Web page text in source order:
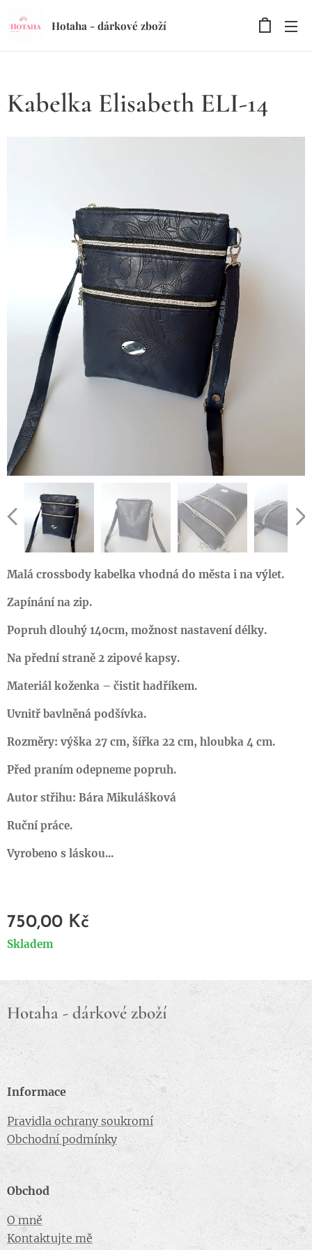
Hotaha - dárkové zboží
Kabelka Elisabeth ELI-14
Malá crossbody kabelka vhodná do města i na výlet.
Zapínání na zip.
Popruh dlouhý 140cm, možnost nastavení délky.
Na přední straně 2 zipové kapsy.
Materiál koženka – čistit hadříkem.
Uvnitř bavlněná podšívka.
Rozměry: výška 27 cm, šířka 22 cm, hloubka 4 cm.
Před praním odepneme popruh.
Autor střihu: Bára Mikulášková
Ruční práce.
Vyrobeno s láskou...
750,00 Kč
Skladem
Hotaha - dárkové zboží
Informace
Pravidla ochrany soukromí
Obchodní podmínky
Obchod
O mně
Kontaktujte mě